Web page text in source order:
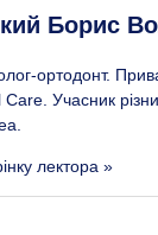
Борис
ортодонт.
Care. Учасник
лектора »